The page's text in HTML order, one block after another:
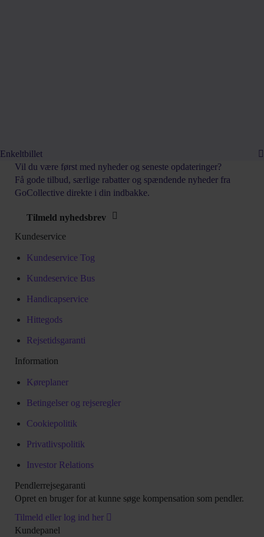
Enkeltbillet
Vil du være først med nyheder og seneste opdateringer?
Få gode tilbud, særlige rabatter og spændende nyheder fra
GoCollective direkte i din indbakke.
Tilmeld nyhedsbrev
Kundeservice
Kundeservice Tog
Kundeservice Bus
Handicapservice
Hittegods
Rejsetidsgaranti
Information
Køreplaner
Betingelser og rejseregler
Cookiepolitik
Privatlivspolitik
Investor Relations
Pendlerrejsegaranti
Opret en bruger for at kunne søge kompensation som pendler.
Tilmeld eller log ind her
Kundepanel